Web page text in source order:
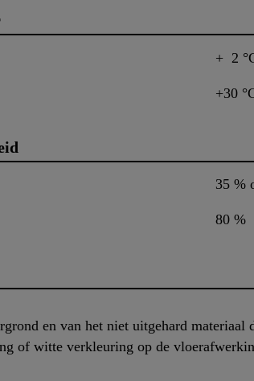
+ 2
+30
35 %
80 %
en van het niet uitgehard
of witte verkleuring op de